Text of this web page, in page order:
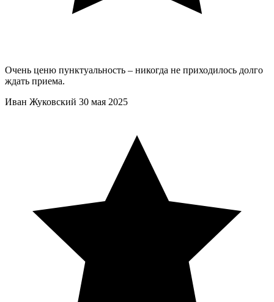
Очень ценю пунктуальность – никогда не приходилось долго
ждать приема.
Иван Жуковский 30 мая 2025